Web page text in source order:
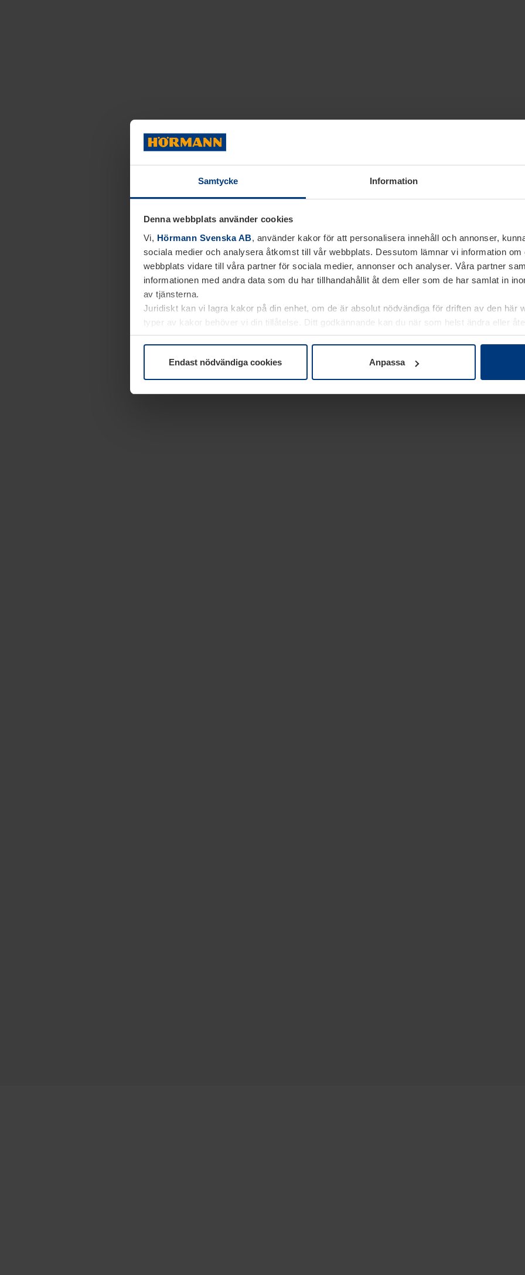
Samtycke Information
Denna webbplats använder cookies
Vi, Hörmann Svenska AB, använder kakor för att personalisera innehåll och annonser,
sociala medier och analysera åtkomst till vår webbplats. Dessutom lämnar vi information om
webbplats vidare till våra partner för sociala medier, annonser och analyser. Våra partner
informationen med andra data som du har tillhandahållit åt dem eller som de har samlat in
av tjänsterna.
Juridiskt kan vi lagra kakor på din enhet, om de är absolut nödvändiga för driften av den här
typer av kakor behöver vi din tillåtelse. Ditt godkännande kan du när som helst ändra eller
kakor underDataskyddsförklaringpå vår webbplats.
Endast nödvändiga cookies Anpassa